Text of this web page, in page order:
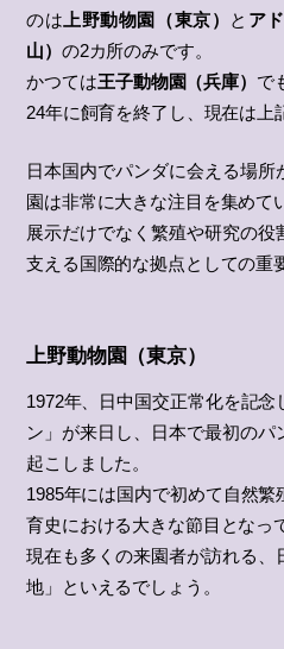
のは 上野動物園（東京） と ア
山） の2カ所のみです。
かつては王子動物園（兵庫） で
24年に飼育を終了し、現在は上
日本国内でパンダに会える場
園は非常に大きな注目を集めて
展示だけでなく繁殖や研究の役
支える国際的な拠点としての重
上野動物園（東京）
1972年、日中国交正常化を記
ン」が来日し、日本で最初のパ
起こしました。
1985年には国内で初めて自然
育史における大きな節目となっ
現在も多くの来園者が訪れる、
地」といえるでしょう。